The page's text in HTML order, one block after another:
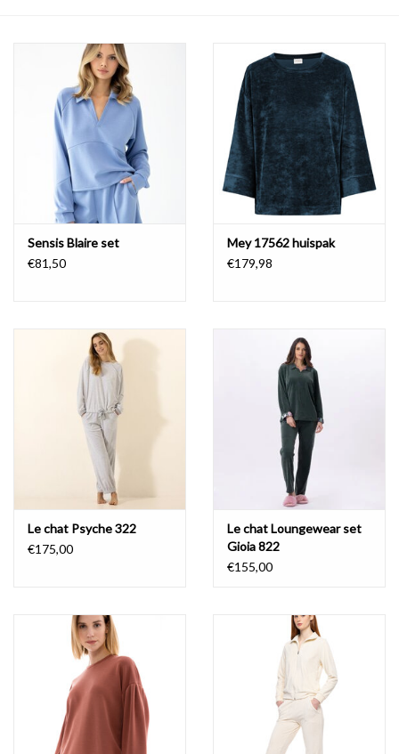
Lingerie-accessoires
Cartes-cadeaux
Sensis Blaire set
€81,50
Mey 17562 huispak
€179,98
Le chat Psyche 322
€175,00
Le chat Loungewear set
Gioia 822
€155,00